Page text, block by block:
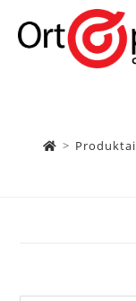
> Produktai